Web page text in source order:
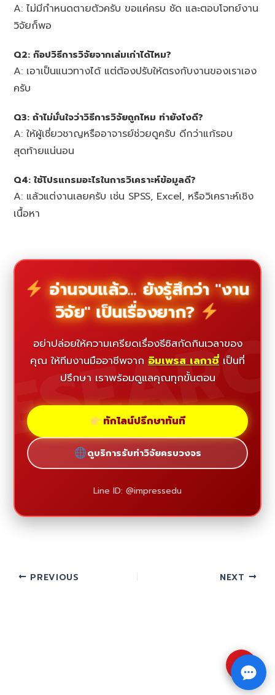
A: ไม่มีกำหนดตายตัวครับ ขอแค่ครบ ชัด และตอบโจทย์งาน
วิจัยก็พอ
Q2: ก๊อปวิธีการวิจัยจากเล่มเก่าได้ไหม?
A: เอาเป็นแนวทางได้ แต่ต้องปรับให้ตรงกับงานของเราเอง
ครับ
Q3: ถ้าไม่มั่นใจว่าวิธีการวิจัยถูกไหม ทำยังไงดี?
A: ให้ผู้เชี่ยวชาญหรืออาจารย์ช่วยดูครับ ดีกว่าแก้รอบ
สุดท้ายแน่นอน
Q4: ใช้โปรแกรมอะไรในการวิเคราะห์ข้อมูลดี?
A: แล้วแต่งานเลยครับ เช่น SPSS, Excel, หรือวิเคราะห์เชิง
เนื้อหา
อ่านจบแล้ว... ยังรู้สึกว่า "งาน
วิจัย" เป็นเรื่องยาก?
อย่าปล่อยให้ความเครียดเรื่องธีซิสกัดกินเวลาของ
คุณ ให้ทีมงานมืออาชีพจาก อิมเพรส เลกาซี่ เป็นที่
ปรึกษา เราพร้อมดูแลคุณทุกขั้นตอน
ทักไลน์ปรึกษาทันที
ดูบริการรับทำวิจัยครบวงจร
Line ID: @impressedu
PREVIOUS NEXT
⇧